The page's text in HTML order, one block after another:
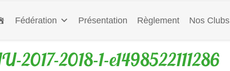
Fédération Présentation Règlement Nos Clubs
2017-2018-1-e1498522111286